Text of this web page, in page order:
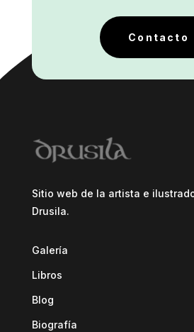
Contacto
Sitio web de la artista e
Drusila.
Galería
Libros
Blog
Biografía